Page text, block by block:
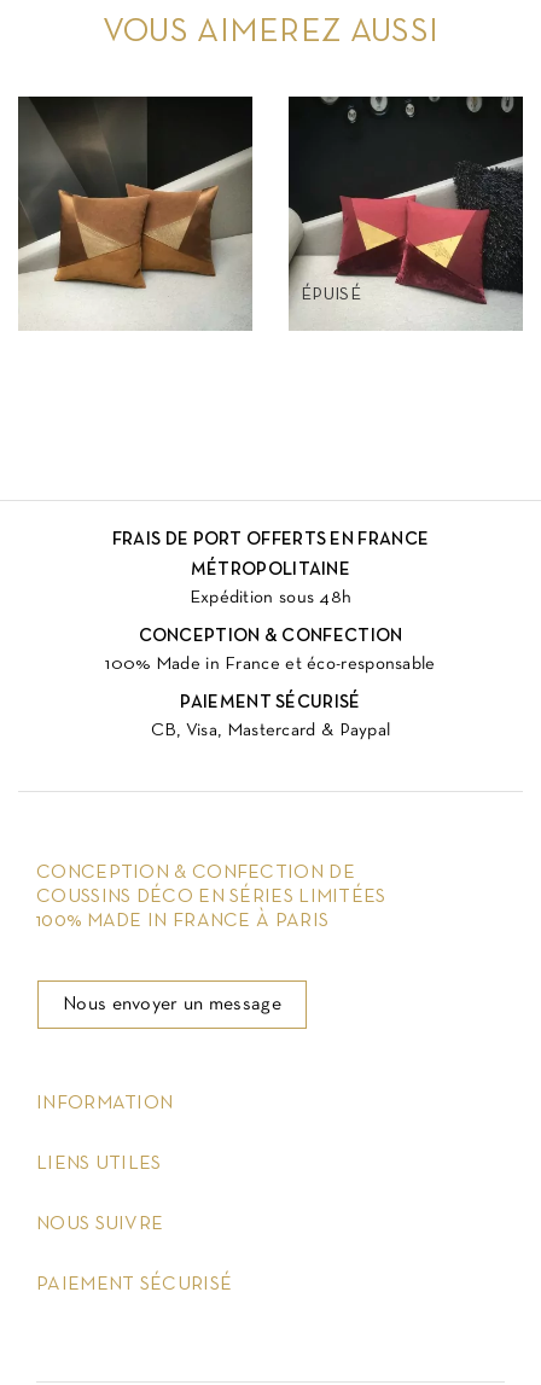
VOUS AIMEREZ AUSSI
ÉPUISÉ
FRAIS DE PORT OFFERTS EN FRANCE
MÉTROPOLITAINE
Expédition sous 48h
CONCEPTION & CONFECTION
100% Made in France et éco-responsable
PAIEMENT SÉCURISÉ
CB, Visa, Mastercard & Paypal
CONCEPTION & CONFECTION DE
COUSSINS DÉCO EN SÉRIES LIMITÉES
100% MADE IN FRANCE À PARIS
Nous envoyer un message
INFORMATION
LIENS UTILES
NOUS SUIVRE
PAIEMENT SÉCURISÉ